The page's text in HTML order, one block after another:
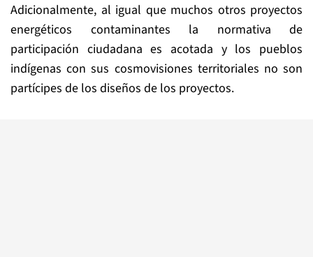
Adicionalmente, al igual que muchos otros proyectos
energéticos contaminantes la normativa de
participación ciudadana es acotada y los pueblos
indígenas con sus cosmovisiones territoriales no son
partícipes de los diseños de los proyectos.